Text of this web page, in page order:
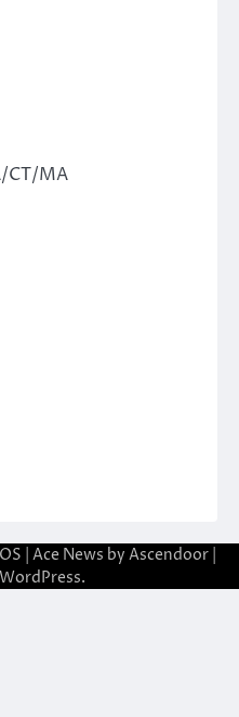
CT/MA
| Ace News by Ascendoor|
WordPress.